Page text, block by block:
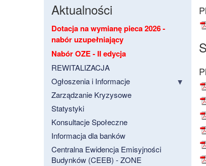
Aktualności
Dotacja na wymianę pieca 2026 -
nabór uzupełniający
Nabór OZE - II edycja
REWITALIZACJA
Ogłoszenia i Informacje
Zarządzanie Kryzysowe
Statystyki
Konsultacje Społeczne
Informacja dla banków
Centralna Ewidencja Emisyjności
Budynków (CEEB) - ZONE